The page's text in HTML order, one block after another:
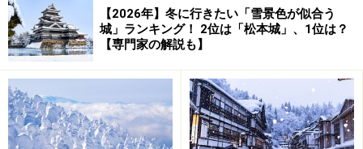
川（にしきがわ）にかかる橋。一番最初に架けられたの
は江戸時代の1673年という長い歴史を持つ橋です。
錦帯橋から錦川の上流を望む（2022年6月撮影）
錦帯橋がかかる錦川は、山口県下で一番大きな川であ
【2026年】冬に行きたい「雪景色が似合う
城」ランキング！ 2位は「松本城」、1位は？
【専門家の解説も】